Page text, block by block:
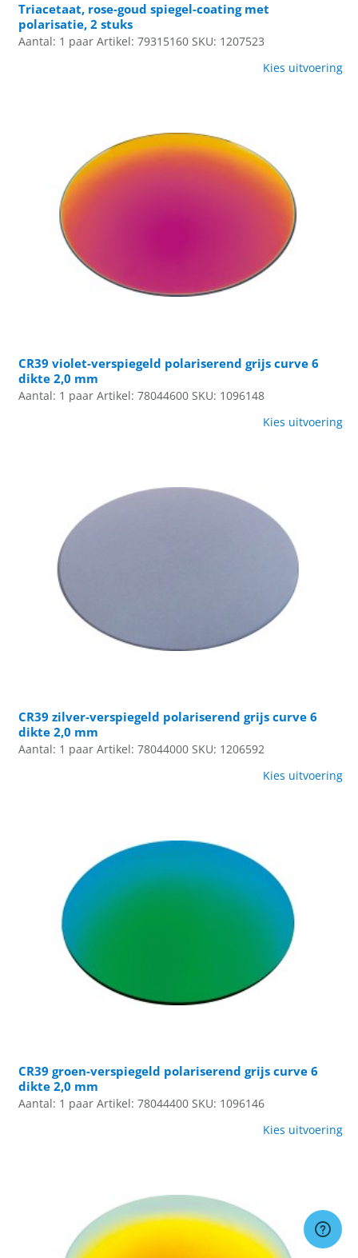
Triacetaat, rose-goud spiegel-coating met
polarisatie, 2 stuks
Aantal: 1 paar Artikel: 79315160 SKU: 1207523
Kies uitvoering
CR39 violet-verspiegeld polariserend grijs curve 6
dikte 2,0 mm
Aantal: 1 paar Artikel: 78044600 SKU: 1096148
Kies uitvoering
CR39 zilver-verspiegeld polariserend grijs curve 6
dikte 2,0 mm
Aantal: 1 paar Artikel: 78044000 SKU: 1206592
Kies uitvoering
CR39 groen-verspiegeld polariserend grijs curve 6
dikte 2,0 mm
Aantal: 1 paar Artikel: 78044400 SKU: 1096146
Kies uitvoering